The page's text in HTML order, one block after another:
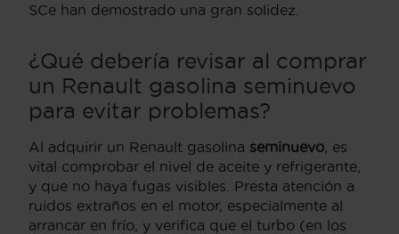
SCe han demostrado una gran solidez.
¿Qué debería revisar al comprar
un Renault gasolina seminuevo
para evitar problemas?
Al adquirir un Renault gasolina seminuevo , es
vital comprobar el nivel de aceite y refrigerante,
y que no haya fugas visibles. Presta atención a
ruidos extraños en el motor, especialmente al
arrancar en frío, y verifica que el turbo (en los